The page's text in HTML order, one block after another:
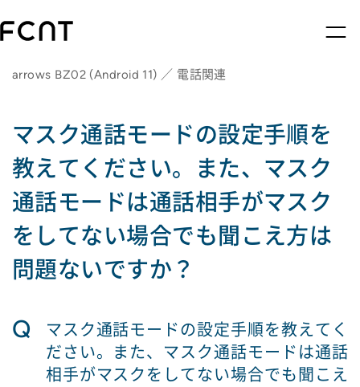
arrows BZ02 (Android 11) ／ 電話関連
マスク通話モードの設定手順を
教えてください。また、マスク
通話モードは通話相手がマスク
をしてない場合でも聞こえ方は
問題ないですか？
Q
マスク通話モードの設定手順を教えてく
ださい。また、マスク通話モードは通話
相手がマスクをしてない場合でも聞こえ